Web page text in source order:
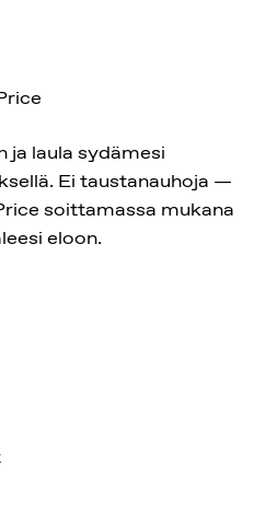
ja laula sydämesi
Ei taustanauhoja —
soittamassa mukana
eloon.